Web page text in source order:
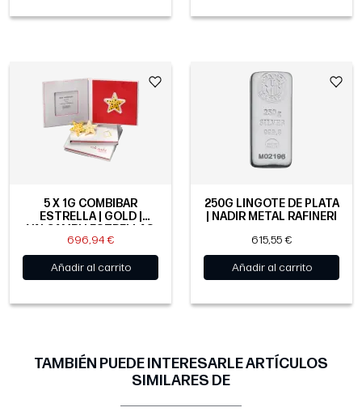
5 X 1G COMBIBAR
ESTRELLA | GOLD |
VALCAMBI | ESTRELLAS
BRILLANTES
696,94 €
Añadir al carrito
250G LINGOTE DE PLATA
| NADIR METAL RAFINERI
615,55 €
Añadir al carrito
TAMBIÉN PUEDE INTERESARLE ARTÍCULOS
SIMILARES DE